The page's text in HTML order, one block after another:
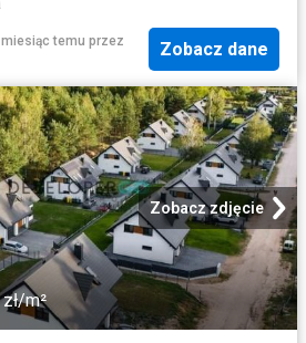
temu przez
Zobacz dane
Zobacz zdjęcie
m²